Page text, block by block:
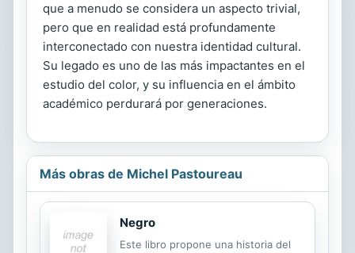
que a menudo se considera un aspecto trivial,
pero que en realidad está profundamente
interconectado con nuestra identidad cultural.
Su legado es uno de las más impactantes en el
estudio del color, y su influencia en el ámbito
académico perdurará por generaciones.
Más obras de Michel Pastoureau
Negro
Este libro propone una historia del